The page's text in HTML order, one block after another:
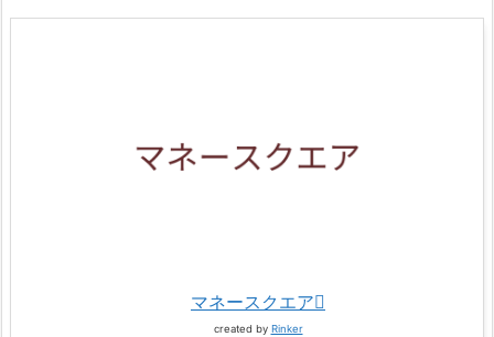
マネースクエア
created by Rinker